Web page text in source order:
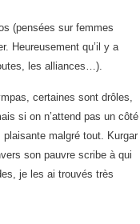
(pensées sur femmes
Heureusement qu’il y a
les alliances…).
certaines sont drôles,
si on n’attend pas un côté
malgré tout. Kurgar
son pauvre scribe à qui
je les ai trouvés très